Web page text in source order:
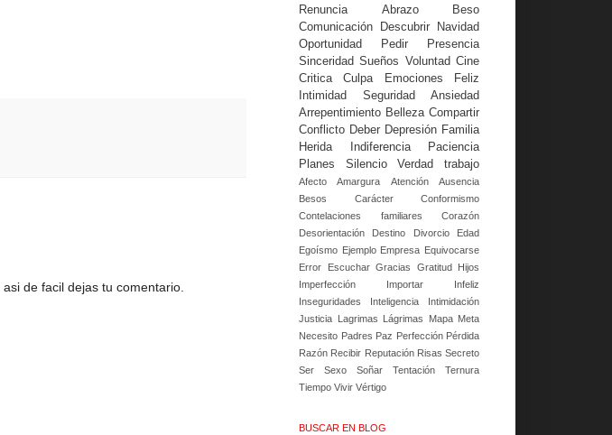
de facil dejas tu comentario.
Renuncia
Abrazo
Beso
Comunicación
Descubrir
Navidad
Oportunidad
Pedir
Presencia
Sinceridad Sueños Voluntad Cine
Critica
Culpa Emociones
Feliz
Intimidad
Seguridad
Ansiedad
Arrepentimiento Belleza Compartir
Conflicto Deber Depresión Familia
Herida
Indiferencia
Paciencia
Planes
Silencio Verdad trabajo
Afecto Amargura Atención
Ausencia
Besos
Carácter
Conformismo
Contelaciones familiares
Corazón
Desorientación
Destino Divorcio
Edad
Egoísmo Ejemplo Empresa Equivocarse
Error
Escuchar Gracias Gratitud
Hijos
Imperfección
Importar
Infeliz
Inseguridades
Inteligencia
Intimidación
Justicia Lagrimas Lágrimas Mapa Meta
Necesito Padres Paz Perfección Pérdida
Razón Recibir Reputación Risas Secreto
Ser
Sexo Soñar Tentación
Ternura
Tiempo Vivir Vértigo
BUSCAR EN BLOG